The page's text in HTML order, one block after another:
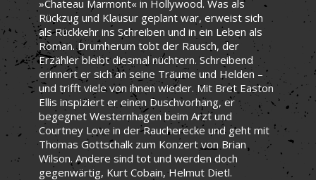
»Chateau Marmont« in Hollywood. Was als
Rückzug und Klausur geplant war, erweist sich
als Rückkehr ins Schreiben und in ein Leben als
Roman. Drumherum tobt der Rausch, der
Erzähler bleibt diesmal nüchtern. Schreibend
erinnert er sich an seine Träume und Helden –
und trifft viele von ihnen wieder. Mit Bret Easton
Ellis inspiziert er einen Duschvorhang, er
begegnet Westernhagen beim Arzt und
Courtney Love in der Raucherecke und geht mit
Thomas Gottschalk zum Konzert von Brian
Wilson. Andere sind tot und werden doch
gegenwärtig, Kurt Cobain, Helmut Dietl.